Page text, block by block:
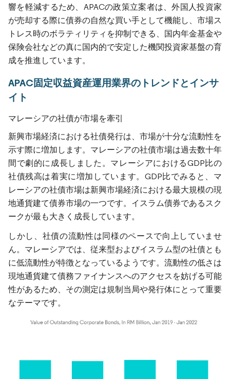
響を軽減するため、APACの政策立案者は、外国人投資家
が売却する際に債券の自然な買い手として機能し、市場ス
トレス時のボラティリティを抑制できる、国内年金基金や
保険会社などの真に国内的で安定した機関投資家基盤の育
成を推進しています。
APAC固定収益資産運用業界のトレンドとインサ
イト
マレーシアの社債が市場を牽引
新興市場経済における社債発行は、市場が十分な流動性を
示す際に増加します。マレーシアの社債市場は過去数十年
間で劇的に成長しました。マレーシアにおけるGDP比の
社債残高は着実に増加しています。GDP比でみると、マ
レーシアの社債市場は新興市場経済における最大規模の現
地通貨建て債券市場の一つです。イスラム債券であるスク
ークが最も大きく成長しています。
しかし、社債の流動性は同様のペースで向上していませ
ん。マレーシアでは、従来型およびイスラム型の社債とも
に低流動性が特徴となっているようです。流動性の低さは
現地通貨建て債務ファイナンスへのアクセスを妨げる可能
性があるため、その測定は規制当局や発行体にとって重要
なテーマです。